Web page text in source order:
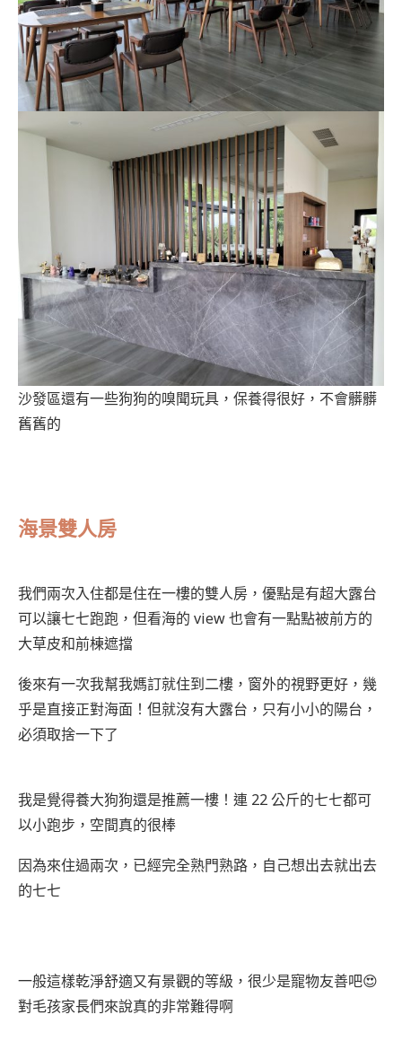
沙發區還有一些狗狗的嗅聞玩具，保養得很好，不會髒髒
舊舊的
海景雙人房
我們兩次入住都是住在一樓的雙人房，優點是有超大露台
可以讓七七跑跑，但看海的 view 也會有一點點被前方的
大草皮和前棟遮擋
後來有一次我幫我媽訂就住到二樓，窗外的視野更好，幾
乎是直接正對海面！但就沒有大露台，只有小小的陽台，
必須取捨一下了
我是覺得養大狗狗還是推薦一樓！連 22 公斤的七七都可
以小跑步，空間真的很棒
因為來住過兩次，已經完全熟門熟路，自己想出去就出去
的七七
一般這樣乾淨舒適又有景觀的等級，很少是寵物友善吧😍
對毛孩家長們來說真的非常難得啊